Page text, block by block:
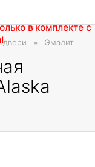
в комплекте с
Эмалит